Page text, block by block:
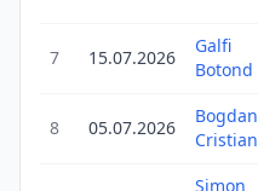
7 15.07.2026
Galfi
Botond
8 05.07.2026
Bogdan
Cristian
Simon